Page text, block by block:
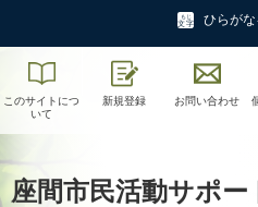
ひらが
このサイトにつ
いて
新規登録 お問い合わせ
座間市民活動サポ